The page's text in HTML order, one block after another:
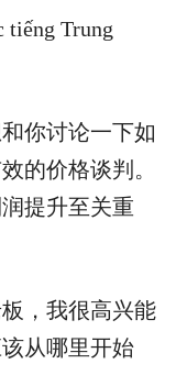
tiếng Trung
你讨论一下如
的价格谈判。
提升至关重
，我很高兴能
从哪里开始